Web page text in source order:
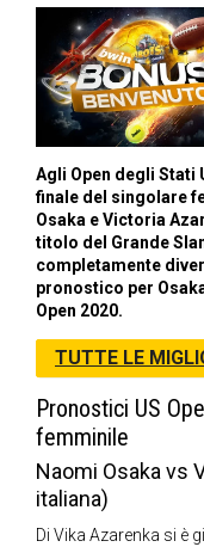
Agli Open degli
finale del singolare
Osaka e Victoria
titolo del Grande
completamente
pronostico per
Open 2020.
TUTTE LE
Pronostici US
femminile
Naomi Osaka vs
italiana)
Di Vika Azarenka si è